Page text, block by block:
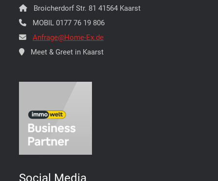
Broicherdorf Str. 81 41564 Kaarst
MOBIL 0177 76 19 806
Anfrage@Home-Ex.de
Meet & Greet in Kaarst
Social Media